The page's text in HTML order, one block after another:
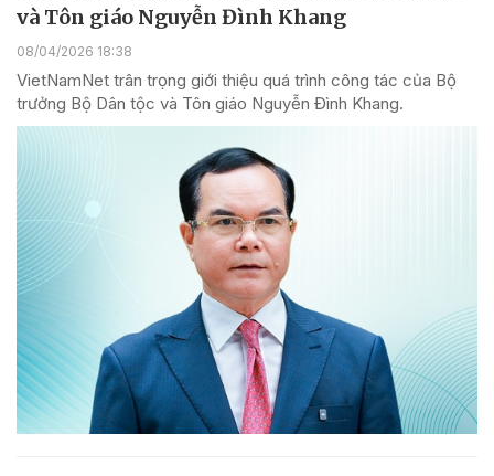
và Tôn giáo Nguyễn Đình Khang
08/04/2026 18:38
VietNamNet trân trọng giới thiệu quá trình công tác của Bộ
trưởng Bộ Dân tộc và Tôn giáo Nguyễn Đình Khang.